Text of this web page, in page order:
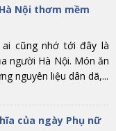
Nội thơm mềm
cũng nhớ tới đây là
người Hà Nội. Món ăn
nguyên liệu dân dã,...
của ngày Phụ nữ